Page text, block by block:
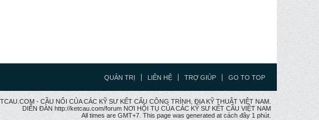
QUẢN TRỊ LIÊN HỆ TRỢ GIÚP GO TO TOP
- CẦU NỐI CỦA CÁC KỸ SƯ KẾT CẤU CÔNG TRÌNH, ĐỊA KỸ THUẬT VIỆT NAM.
DIỄN ĐÀN http://ketcau.com/forum NƠI HỘI TỤ CỦA CÁC KỸ SƯ KẾT CÂU VIỆT NAM
All times are GMT+7. This page was generated at cách đây 1 phút.